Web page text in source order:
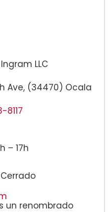
LLC
Ave, (34470) Ocala
8117
– 17h
un renombrado